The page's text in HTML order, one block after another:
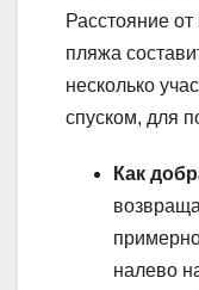
Расстояние
пляжа
несколько
спуском, для
Как
налево